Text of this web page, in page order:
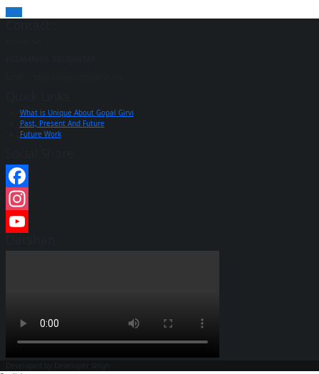
Post
NextNext
What is Unique About Gopal Girvi
Past, Present And Future
Future Work
Facebook
Instagram